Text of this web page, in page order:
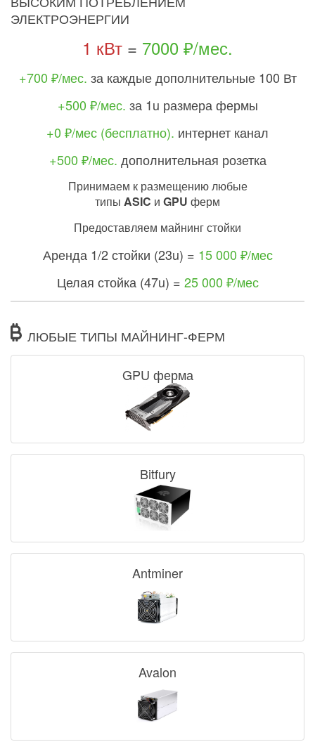
ЭЛЕКТРОЭНЕРГИИ
1 кВт = 7000 ₽/мес.
+700 ₽/мес. за каждые дополнительные 100 Вт
+500 ₽/мес. за 1u размера фермы
+0 ₽/мес (бесплатно). интернет канал
+500 ₽/мес. дополнительная розетка
Принимаем к размещению любые
типы ASIC и GPU ферм
Предоставляем майнинг стойки
Аренда 1/2 стойки (23u) = 15 000 ₽/мес
Целая стойка (47u) = 25 000 ₽/мес
ЛЮБЫЕ ТИПЫ МАЙНИНГ-ФЕРМ
GPU ферма
Bitfury
Antminer
Avalon